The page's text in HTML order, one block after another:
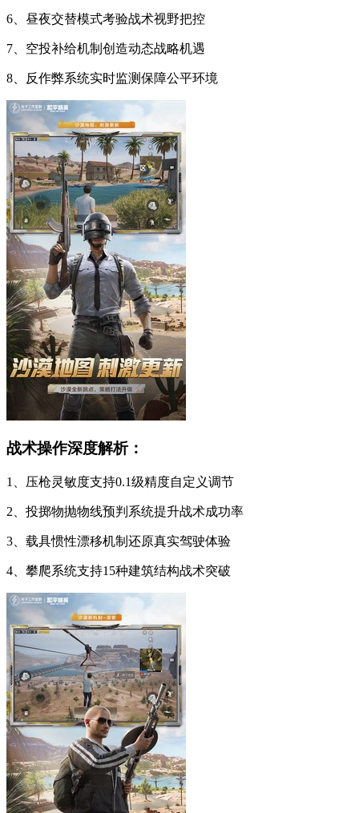
6、昼夜交替模式考验战术视野把控
7、空投补给机制创造动态战略机遇
8、反作弊系统实时监测保障公平环境
战术操作深度解析：
1、压枪灵敏度支持0.1级精度自定义调节
2、投掷物抛物线预判系统提升战术成功率
3、载具惯性漂移机制还原真实驾驶体验
4、攀爬系统支持15种建筑结构战术突破